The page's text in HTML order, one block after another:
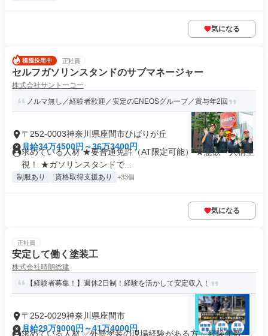
気になる
正社員
セルフガソリンスタンドのサブマネージャー
株式会社サントーコー
ノルマ無し／経験者歓迎／安定のENEOSグループ／賞与年2回
〒252-0003神奈川県座間市ひばりが丘
月給34万4500円～36万3400円
求めている人材 ★要普通免許（AT限定可能） ★意欲・人柄重
視！ ★ガソリンスタンドで...
制服あり 資格取得支援あり +33個
気になる
正社員
安定して働く塗装工
株式会社晴朗総建
【経験者募集！】週休2日制！経験を活かして安定収入！
〒252-0029神奈川県座間市
月給29万9000円～41万4000円
求めている人材 ✅外壁塗装の現場経験がある方 ✅経験年数・